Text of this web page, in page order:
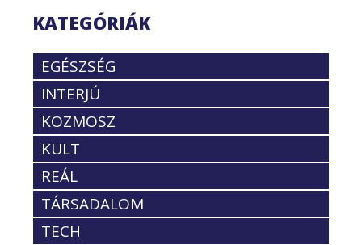
KATEGÓRIÁK
EGÉSZSÉG
INTERJÚ
KOZMOSZ
KULT
REÁL
TÁRSADALOM
TECH